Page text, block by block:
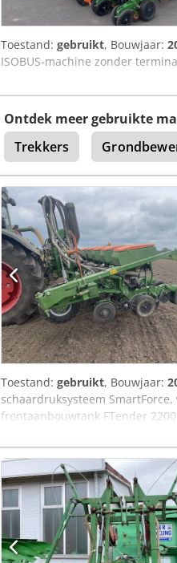
Toestand: gebruikt, Bouwjaar:
ISOBUS-machine zonder
Ontdek meer gebruikte
Trekkers
Toestand: gebruikt, Bouwjaar:
schaardruksysteem
frontaanbouwtank FTender
autonoom / ISOBUS-